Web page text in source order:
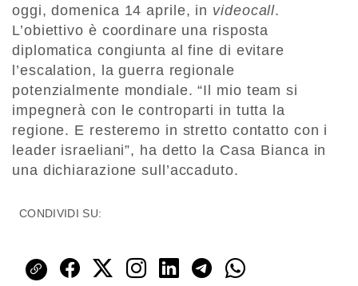
oggi, domenica 14 aprile, in videocall.
L’obiettivo è coordinare una risposta
diplomatica congiunta al fine di evitare
l’escalation, la guerra regionale
potenzialmente mondiale. “Il mio team si
impegnerà con le controparti in tutta la
regione. E resteremo in stretto contatto con i
leader israeliani”, ha detto la Casa Bianca in
una dichiarazione sull’accaduto.
CONDIVIDI SU: